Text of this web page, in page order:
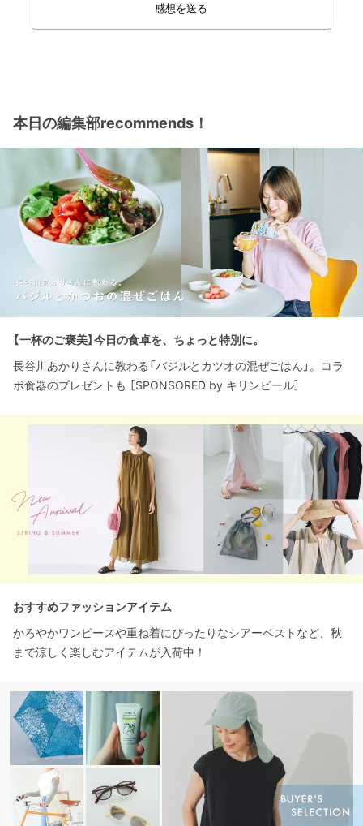
感想を送る
本日の編集部recommends！
【一杯のご褒美】今日の食卓を、ちょっと特別に。
長谷川あかりさんに教わる「バジルとカツオの混ぜごはん」。コラ
ボ食器のプレゼントも ［SPONSORED by キリンビール］
おすすめファッションアイテム
かろやかワンピースや重ね着にぴったりなシアーベストなど、秋
まで涼しく楽しむアイテムが入荷中！